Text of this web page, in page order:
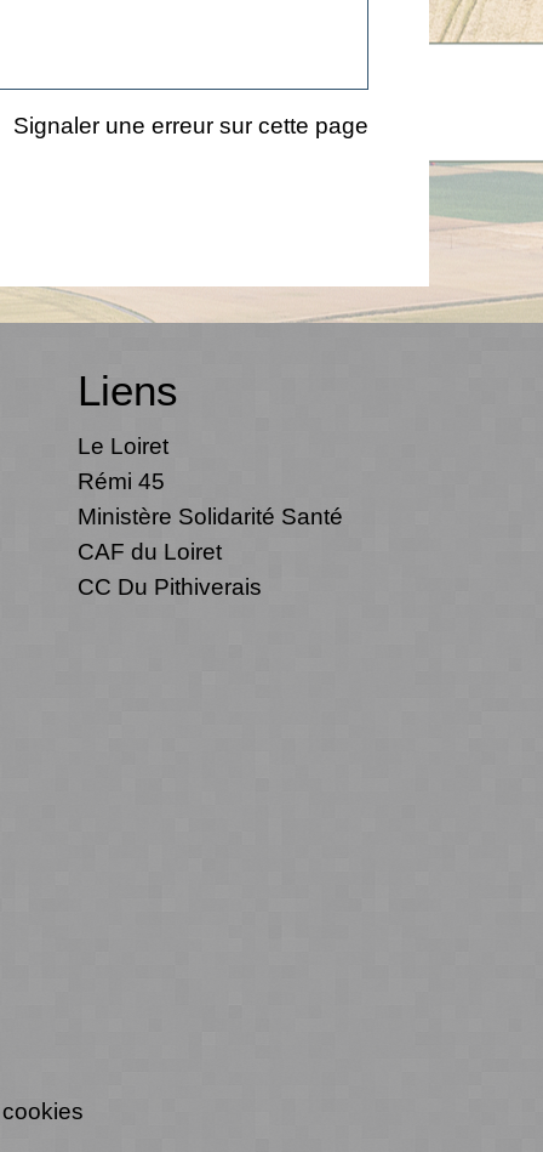
Signaler une erreur sur cette page
Liens
Le Loiret
Rémi 45
Ministère Solidarité Santé
CAF du Loiret
CC Du Pithiverais